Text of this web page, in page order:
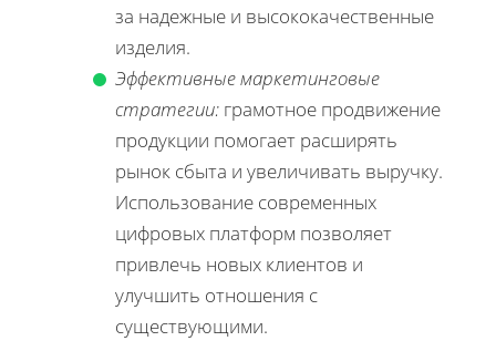
за надежные и высококачественные
изделия.
Эффективные маркетинговые
стратегии: грамотное продвижение
продукции помогает расширять
рынок сбыта и увеличивать выручку.
Использование современных
цифровых платформ позволяет
привлечь новых клиентов и
улучшить отношения с
существующими.